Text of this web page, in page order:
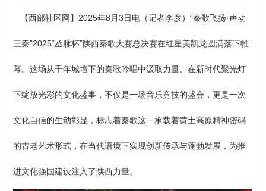
【西部社区网】2025年8月3日电（记者李彦）“秦歌飞扬·声动
三秦”2025“丞脉杯”陕西秦歌大赛总决赛在红星美凯龙圆满落下帷
幕。这场从千年城墙下的秦歌吟唱中汲取力量、在新时代聚光灯
下绽放光彩的文化盛事，不仅是一场音乐竞技的盛会，更是一次
文化自信的生动彰显，标志着秦歌这一承载着黄土高原精神密码
的古老艺术形式，在当代语境下实现创新传承与蓬勃发展，为推
进文化强国建设注入了陕西力量。